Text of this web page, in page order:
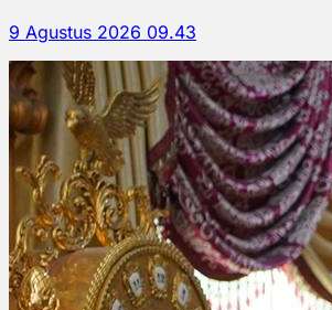
9 Agustus 2026 09.43